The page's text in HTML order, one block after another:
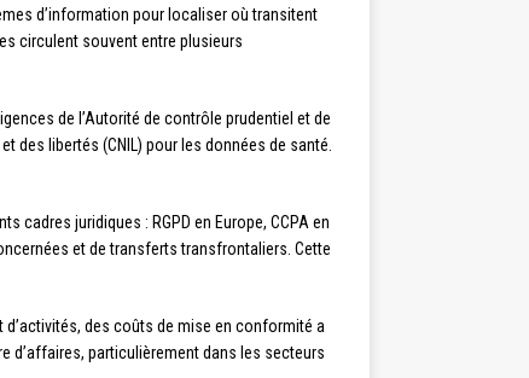
d’information pour localiser où transitent
circulent souvent entre plusieurs
de l’Autorité de contrôle prudentiel et de
des libertés (CNIL) pour les données de santé.
cadres juridiques : RGPD en Europe, CCPA en
et de transferts transfrontaliers. Cette
des coûts de mise en conformité a
d’affaires, particulièrement dans les secteurs